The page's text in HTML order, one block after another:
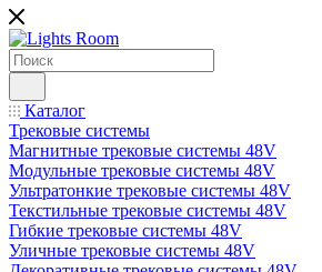
Каталог
Трековые системы
Магнитные трековые системы 48V
Модульные трековые системы 48V
Ультратонкие трековые системы 48V
Текстильные трековые системы 48V
Гибкие трековые системы 48V
Уличные трековые системы 48V